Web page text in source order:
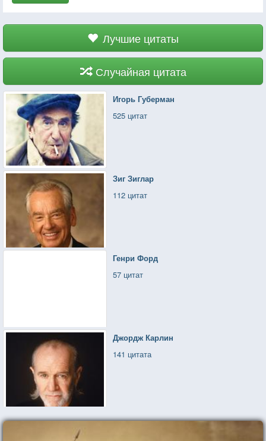
Лучшие цитаты
Случайная цитата
Игорь Губерман
525 цитат
Зиг Зиглар
112 цитат
Генри Форд
57 цитат
Джордж Карлин
141 цитата